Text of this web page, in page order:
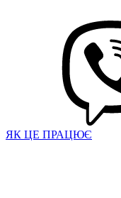
ЯК ЦЕ ПРАЦЮЄ